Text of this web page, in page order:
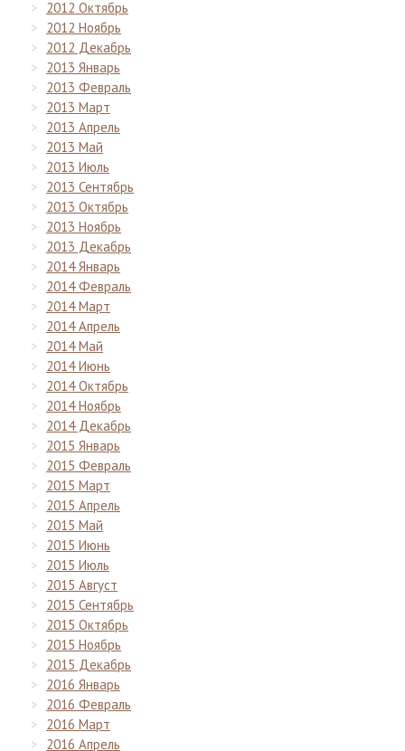
2012 Октябрь
2012 Ноябрь
2012 Декабрь
2013 Январь
2013 Февраль
2013 Март
2013 Апрель
2013 Май
2013 Июль
2013 Сентябрь
2013 Октябрь
2013 Ноябрь
2013 Декабрь
2014 Январь
2014 Февраль
2014 Март
2014 Апрель
2014 Май
2014 Июнь
2014 Октябрь
2014 Ноябрь
2014 Декабрь
2015 Январь
2015 Февраль
2015 Март
2015 Апрель
2015 Май
2015 Июнь
2015 Июль
2015 Август
2015 Сентябрь
2015 Октябрь
2015 Ноябрь
2015 Декабрь
2016 Январь
2016 Февраль
2016 Март
2016 Апрель